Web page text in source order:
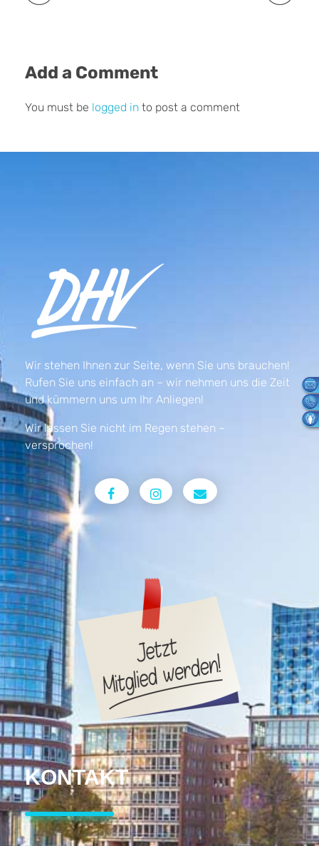
Add a Comment
You must be logged in to post a comment
Wir stehen Ihnen zur Seite, wenn Sie uns brauchen!
Rufen Sie uns einfach an – wir nehmen uns die Zeit
und kümmern uns um Ihr Anliegen!
Wir lassen Sie nicht im Regen stehen –
versprochen!
KONTAKT